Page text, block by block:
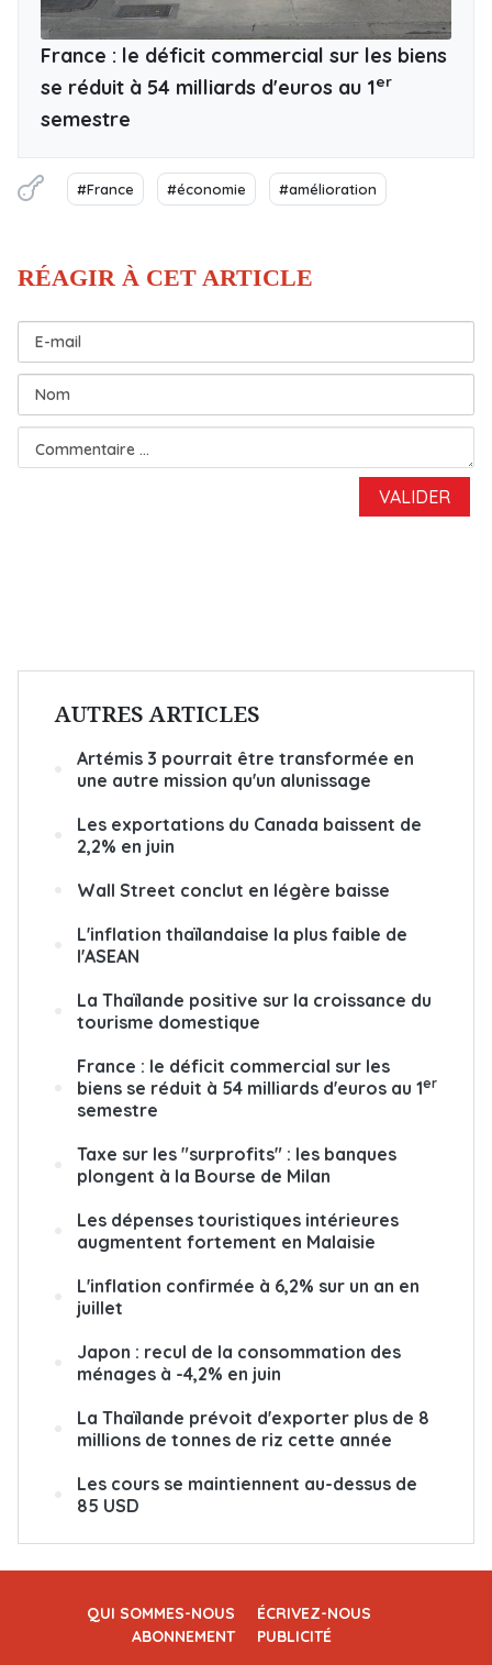
France : le déficit commercial sur les biens
se réduit à 54 milliards d'euros au 1er
semestre
#France #économie #amélioration
AUTRES ARTICLES
Artémis 3 pourrait être transformée en
une autre mission qu'un alunissage
Les exportations du Canada baissent de
2,2% en juin
Wall Street conclut en légère baisse
L'inflation thaïlandaise la plus faible de
l'ASEAN
La Thaïlande positive sur la croissance du
tourisme domestique
France : le déficit commercial sur les
biens se réduit à 54 milliards d'euros au 1er
semestre
Taxe sur les "surprofits" : les banques
plongent à la Bourse de Milan
Les dépenses touristiques intérieures
augmentent fortement en Malaisie
L'inflation confirmée à 6,2% sur un an en
juillet
Japon : recul de la consommation des
ménages à -4,2% en juin
La Thaïlande prévoit d'exporter plus de 8
millions de tonnes de riz cette année
Les cours se maintiennent au-dessus de
85 USD
QUI SOMMES-NOUS
ÉCRIVEZ-NOUS
ABONNEMENT
PUBLICITÉ